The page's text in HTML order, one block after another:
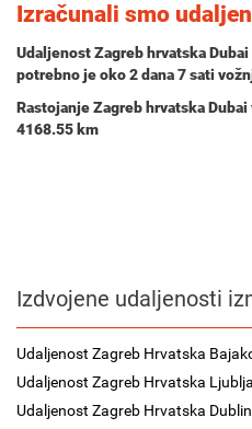
Izračunali smo
Udaljenost Zagreb hrvatska
potrebno je oko2 dana 7 sati
Rastojanje Zagreb hrvatska
4168.55 km
Izdvojene udaljenosti
Udaljenost Zagreb Hrvatska
Udaljenost Zagreb Hrvatska
Udaljenost Zagreb Hrvatska